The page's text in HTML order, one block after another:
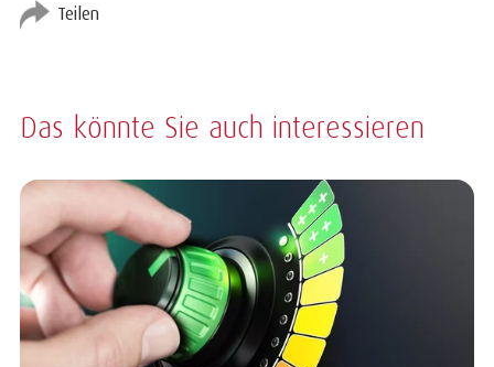
Teilen
Das könnte Sie auch interessieren